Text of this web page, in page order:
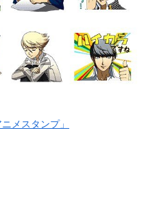
メスタンプ」